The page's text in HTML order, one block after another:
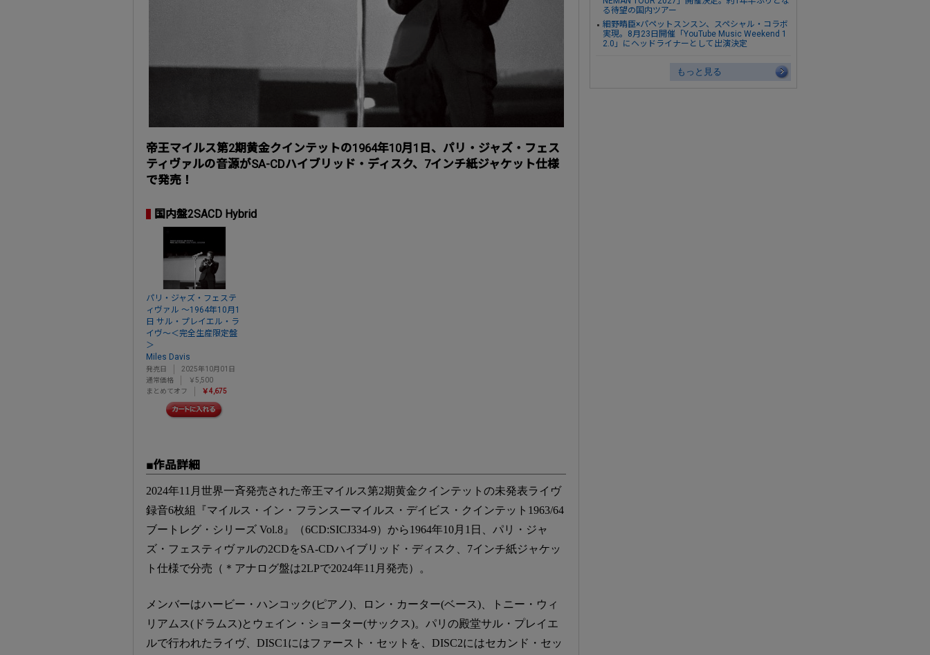
帝王マイルス第2期黄金クインテットの1964年10月1日、パリ・ジャズ・フェス
ティヴァルの音源がSA-CDハイブリッド・ディスク、7インチ紙ジャケット仕様
で発売！
国内盤2SACD Hybrid
パリ・ジャズ・フェステ
ィヴァル ～1964年10月1
日 サル・プレイエル・ラ
イヴ～＜完全生産限定盤
＞
Miles Davis
発売日
2025年10月01日
通常価格
￥5,500
まとめてオフ
￥4,675
■作品詳細
2024年11月世界一斉発売された帝王マイルス第2期黄金クインテットの未発表ライヴ
録音6枚組『マイルス・イン・フランスーマイルス・デイビス・クインテット1963/64
ブートレグ・シリーズ Vol.8』（6CD:SICJ334-9）から1964年10月1日、パリ・ジャ
ズ・フェスティヴァルの2CDをSA-CDハイブリッド・ディスク、7インチ紙ジャケッ
ト仕様で分売（＊アナログ盤は2LPで2024年11月発売）。
メンバーはハービー・ハンコック(ピアノ)、ロン・カーター(ベース)、トニー・ウィ
リアムス(ドラムス)とウェイン・ショーター(サックス)。パリの殿堂サル・プレイエ
ルで行われたライヴ、DISC1にはファースト・セットを、DISC2にはセカンド・セッ
る待望の国内ツアー
細野晴臣×パペットスンスン、スペシャル・コラボ
実現。8月23日開催「YouTube Music Weekend 1
2.0」にヘッドライナーとして出演決定
もっと見る